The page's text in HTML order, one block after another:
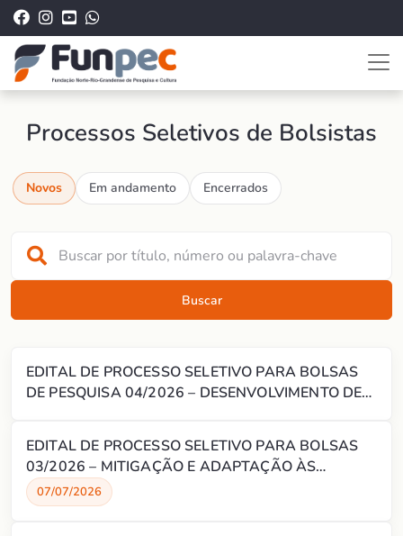
Processos Seletivos de Bolsistas
Novos Em andamento Encerrados
Buscar
EDITAL DE PROCESSO SELETIVO PARA BOLSAS
DE PESQUISA 04/2026 – DESENVOLVIMENTO DE
(P&A) POR MEIO DO USO DE MINERAIS DE
OCORRÊNCIA NATURAL NO BRASIL
EDITAL DE PROCESSO SELETIVO PARA BOLSAS
03/2026 – MITIGAÇÃO E ADAPTAÇÃO ÀS
MUDANÇAS CLIMÁTICAS: PREPARANDO NATAL
PARA 2050
07/07/2026